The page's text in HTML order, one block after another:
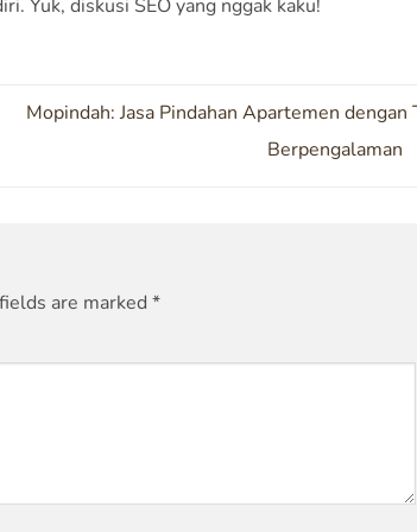
Yuk, diskusi SEO yang nggak kaku!
Mopindah: Jasa Pindahan Apartemen dengan
Berpengalaman
are marked *